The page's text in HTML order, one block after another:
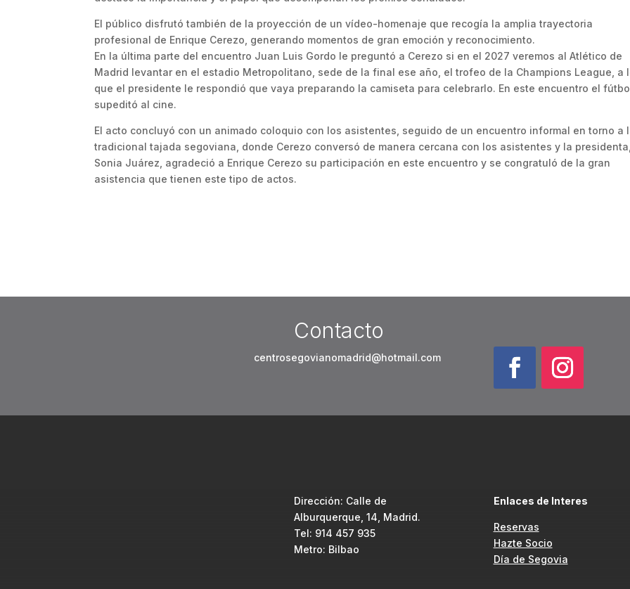
El público disfrutó también de la proyección de un vídeo-homenaje que recogía la amplia trayectoria
profesional de Enrique Cerezo, generando momentos de gran emoción y reconocimiento.
En la última parte del encuentro Juan Luis Gordo le preguntó a Cerezo si en el 2027 veremos al Atlético de
Madrid levantar en el estadio Metropolitano, sede de la final ese año, el trofeo de la Champions League, a
que el presidente le respondió que vaya preparando la camiseta para celebrarlo. En este encuentro el
supeditó al cine.
El acto concluyó con un animado coloquio con los asistentes, seguido de un encuentro informal en torno a
tradicional tajada segoviana, donde Cerezo conversó de manera cercana con los asistentes y la presidenta,
Sonia Juárez, agradeció a Enrique Cerezo su participación en este encuentro y se congratuló de la gran
asistencia que tienen este tipo de actos.
Contacto
centrosegovianomadrid@hotmail.com
Dirección: Calle de
Alburquerque, 14, Madrid.
Tel: 914 457 935
Metro: Bilbao
Enlaces de Interes
Reservas
Hazte Socio
Día de Segovia